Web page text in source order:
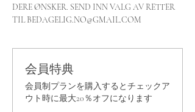
DERE ØNSKER. SEND INN VALG AV RETTER
TIL BEDAGELIG.NO@GMAIL.COM
会員特典
会員制プランを購入するとチェックア
ウト時に最大20％オフになります